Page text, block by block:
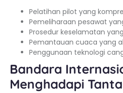
Pelatihan pilot yang
Pemeliharaan pesawat
Prosedur keselamatan
Pemantauan cuaca yang
Penggunaan teknologi
Bandara
Menghadapi